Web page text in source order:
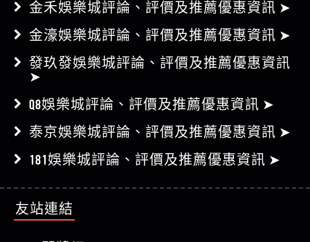
金禾娛樂城評論、評價及推薦優惠資訊 ➤
金濠娛樂城評論、評價及推薦優惠資訊 ➤
發玖發娛樂城評論、評價及推薦優惠資訊
➤
Q8娛樂城評論、評價及推薦優惠資訊 ➤
泰京娛樂城評論、評價及推薦優惠資訊 ➤